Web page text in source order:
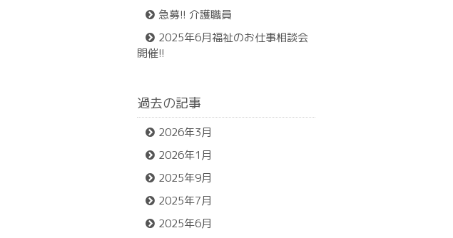
急募!! 介護職員
2025年6月福祉のお仕事相談会
開催!!
過去の記事
2026年3月
2026年1月
2025年9月
2025年7月
2025年6月